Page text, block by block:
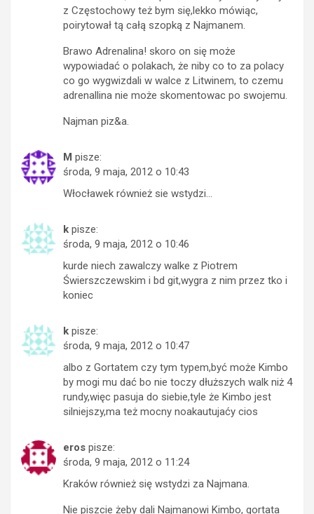
z Częstochowy też bym się,lekko mówiąc,
poirytował tą całą szopką z Najmanem.
Brawo Adrenalina! skoro on się może
wypowiadać o polakach, że niby co to za polacy
co go wygwizdali w walce z Litwinem, to czemu
adrenallina nie może skomentowac po swojemu.
Najman piz&a.
M pisze:
środa, 9 maja, 2012 o 10:43
Włocławek również sie wstydzi…
k pisze:
środa, 9 maja, 2012 o 10:46
kurde niech zawalczy walke z Piotrem
Świerszczewskim i bd git,wygra z nim przez tko i
koniec
k pisze:
środa, 9 maja, 2012 o 10:47
albo z Gortatem czy tym typem,być może Kimbo
by mogi mu dać bo nie toczy dłuższych walk niż 4
rundy,więc pasuja do siebie,tyle że Kimbo jest
silniejszy,ma też mocny noakautujaćy cios
eros pisze:
środa, 9 maja, 2012 o 11:24
Kraków również się wstydzi za Najmana.
Nie piszcie żeby dali Najmanowi Kimbo, gortata